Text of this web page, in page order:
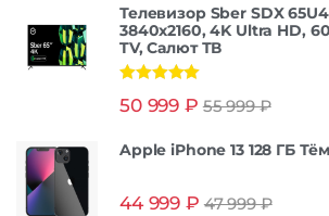
Телевизор Sber SDX
3840x2160, 4K Ultra HD,
TV, Салют ТВ
из 5
50 999 ₽ 55 999₽
Apple iPhone 13 128 ГБ
44 999 ₽ 47 999₽